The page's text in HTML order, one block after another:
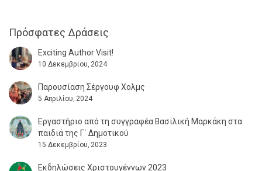
Πρόσφατες Δράσεις
Exciting Author Visit!
10 Δεκεμβρίου, 2024
Παρουσίαση Σέργουφ Χολμς
5 Απριλίου, 2024
Εργαστήριο από τη συγγραφέα Βασιλική Μαρκάκη στα
παιδιά της Γ΄ Δημοτικού
15 Δεκεμβρίου, 2023
Εκδηλώσεις Χριστουγέννων 2023